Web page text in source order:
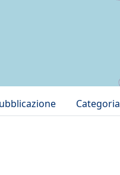
Categoria